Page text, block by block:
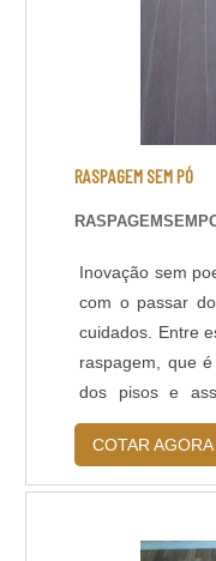
TÉCNICOS: - Resistência química a ácidos e
bases; - Cura
de solventes; -
UV. - Alta
térmico; -
baixo VOC; -
C; - Atende a
RASPAGEM SEM PÓ
Inovação sem
com o passar
cuidados. Entre
raspagem, que
dos pisos e
clientes que
necessidade de
se para seu
mas ele deve
COTAR AGORA